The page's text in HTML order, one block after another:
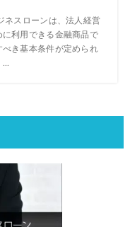
ネスローンは、法人経営
利用できる金融商品で
き基本条件が定められ